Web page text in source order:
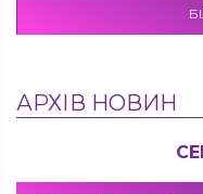
АРХІВ НОВИН